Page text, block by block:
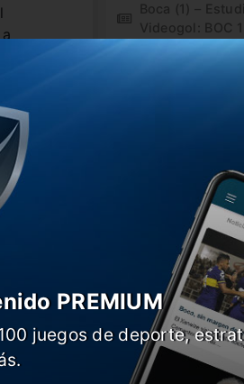
El
por
años.
a
en
Boca (1) –
Videogol: BOC
El guiño de
Álvarez
El VAR
octavos de la
PREMIUM
juegos de deporte,